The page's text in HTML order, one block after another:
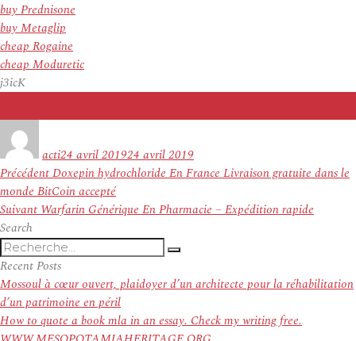
buy Prednisone
buy Metaglip
cheap Rogaine
cheap Moduretic
j3icK
actile
24 avril 201924 avril 2019
Navigation
de
l’article
PrécédentArticle
précédent :
Doxepin hydrochloride En France Livraison gratuite dans le
monde BitCoin accepté
Suivant Article
Warfarin Générique En Pharmacie – Expédition rapide
Search
Recherche
pour
:
Recherche
Recent Posts
Mossoul à cœur ouvert, plaidoyer d’un architecte pour la réhabilitation
d’un patrimoine en péril
How to quote a book mla in an essay. Check my writing free.